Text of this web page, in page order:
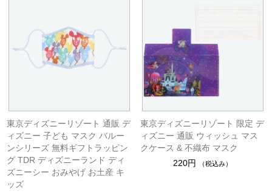
東京ディズニーリゾート 通販 デ
ィズニー 子ども マスク バルー
ンシリーズ 無料ギフトラッピン
グ TDR ディズニーランド ディ
ズニーシー おみやげ お土産 キ
ッズ
東京ディズニーリゾート 限定 デ
ィズニー 通販 ウィッシュ マス
クケース & 不織布 マスク
220円
（税込み）